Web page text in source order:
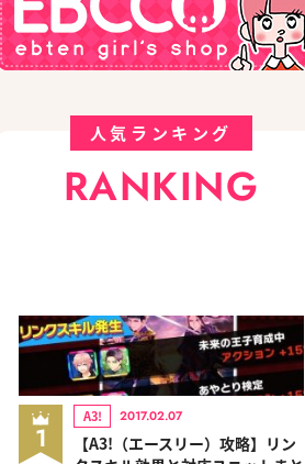
人気ランキング
RANKING
1
A3! 2017.02.07
【A3!（エースリー）攻略】リン